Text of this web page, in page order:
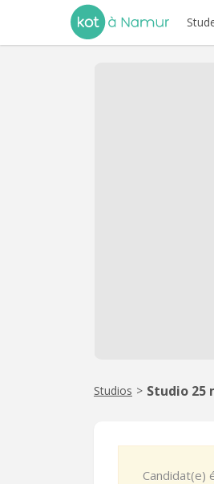
Studios > Studio 25
Candidat(e)